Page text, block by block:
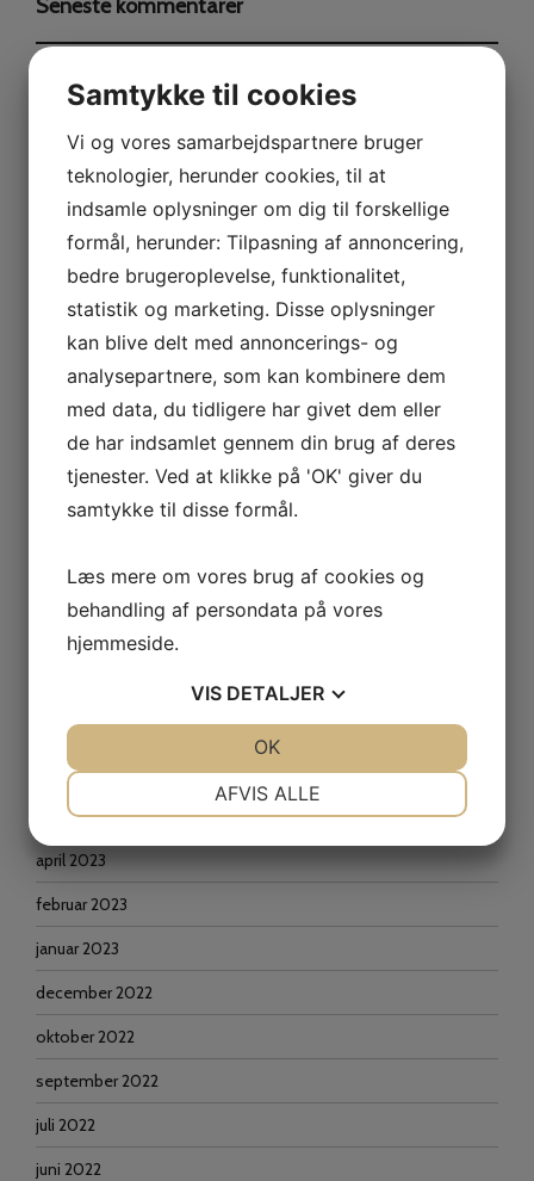
Seneste kommentarer
Arkiver
juli 2026
april 2026
februar 2026
januar 2026
oktober 2025
september 2025
marts 2025
februar 2024
oktober 2023
september 2023
juni 2023
april 2023
februar 2023
januar 2023
december 2022
oktober 2022
september 2022
juli 2022
juni 2022
Samtykke til cookies
Vi og vores samarbejdspartnere bruger
teknologier, herunder cookies, til at
indsamle oplysninger om dig til forskellige
formål, herunder: Tilpasning af annoncering,
bedre brugeroplevelse, funktionalitet,
statistik og marketing. Disse oplysninger
kan blive delt med annoncerings- og
analysepartnere, som kan kombinere dem
med data, du tidligere har givet dem eller
de har indsamlet gennem din brug af deres
tjenester. Ved at klikke på 'OK' giver du
samtykke til disse formål.
Læs mere om vores brug af cookies og
behandling af persondata på vores
hjemmeside.
VIS DETALJER
AFVIS ALLE
OK